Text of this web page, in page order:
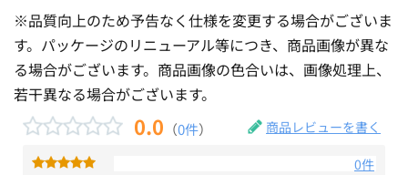
※品質向上のため予告なく仕様を変更する場合がございま
す。パッケージのリニューアル等につき、商品画像が異な
る場合がございます。商品画像の色合いは、画像処理上、
若干異なる場合がございます。
0.0 （0件） 商品レビューを書く
0件